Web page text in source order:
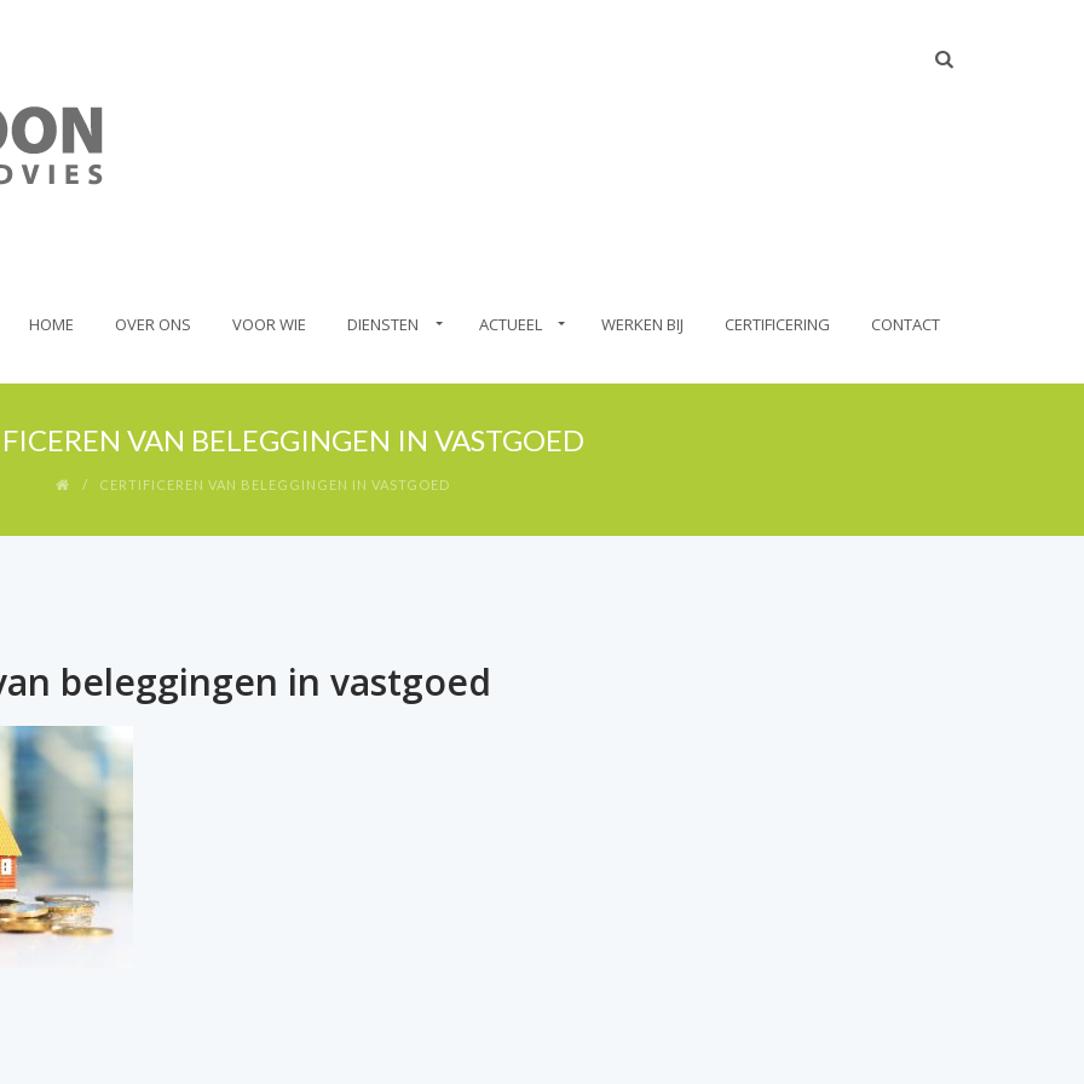
HOME OVER ONS VOOR WIE DIENSTEN ACTUEEL WERKEN BIJ CERTIFICERING CONTACT
VAN BELEGGINGEN IN VASTGOED
CERTIFICEREN VAN BELEGGINGEN IN VASTGOED
beleggingen in vastgoed